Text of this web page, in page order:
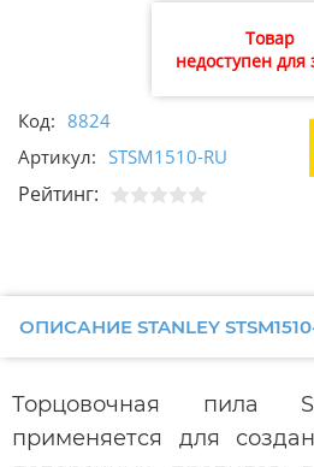
Товар
недоступен для
Код: 8824
Артикул: STSM1510-RU
Рейтинг:
ОПИСАНИЕ STANLEY
Торцовочная пила
применяется для